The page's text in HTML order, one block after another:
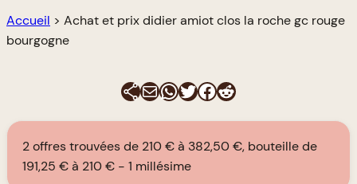
Accueil > Achat et prix didier amiot clos la roche gc rouge
bourgogne
E-mailWhatsApp
Twitter
Facebook
Reddit
2 offres trouvées de 210 € à 382,50 €, bouteille de
191,25 € à 210 €
1 millésime